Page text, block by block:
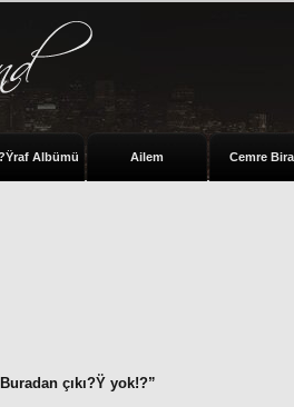
Albümü Ailem Cemre
çıkı?Ÿ yok!?”